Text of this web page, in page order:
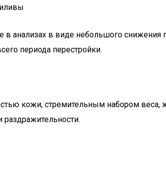
в виде небольшого снижения
периода перестройки.
кожи, стремительным набором
раздражительности.